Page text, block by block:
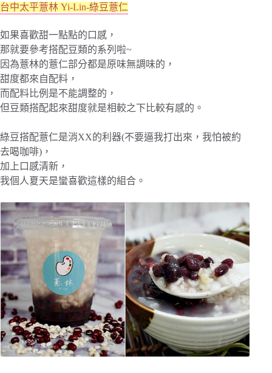
台中太平薏林 Yi-Lin-綠豆薏仁
如果喜歡甜一點點的口感，
那就要參考搭配豆類的系列啦~
因為薏林的薏仁部分都是原味無調味的，
甜度都來自配料，
而配料比例是不能調整的，
但豆類搭配起來甜度就是相較之下比較有感的。
綠豆搭配薏仁是消XX的利器(不要逼我打出來，我怕被約
去喝咖啡)，
加上口感清新，
我個人夏天是蠻喜歡這樣的組合。